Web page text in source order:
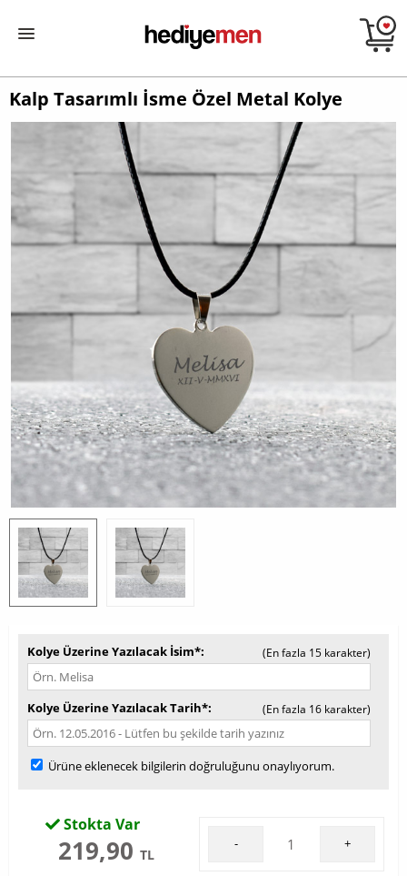
Kalp Tasarımlı İsme Özel Metal Kolye
Kolye Üzerine Yazılacak İsim* (En fazla 15 karakter)
Kolye Üzerine Yazılacak Tarih* (En fazla 16 karakter)
Ürüne eklenecek bilgilerin doğruluğunu onaylıyorum.
Stokta Var
219,90 TL
- +